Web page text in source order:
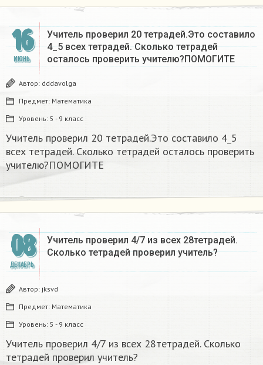
16
ИЮНЬ
Учитель проверил 20 тетрадей.Это составило
4_5 всех тетрадей. Сколько тетрадей
осталось проверить учителю?ПОМОГИТЕ
Автор: dddavolga
Предмет: Математика
Уровень: 5 - 9 класс
Учитель проверил 20 тетрадей.Это составило 4_5
всех тетрадей. Сколько тетрадей осталось проверить
учителю?ПОМОГИТЕ
08
ДЕКАБРЬ
Учитель проверил 4/7 из всех 28тетрадей.
Сколько тетрадей проверил учитель?
Автор: jksvd
Предмет: Математика
Уровень: 5 - 9 класс
Учитель проверил 4/7 из всех 28тетрадей. Сколько
тетрадей проверил учитель?